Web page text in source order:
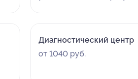
Диагностический центр
от 1040 руб.